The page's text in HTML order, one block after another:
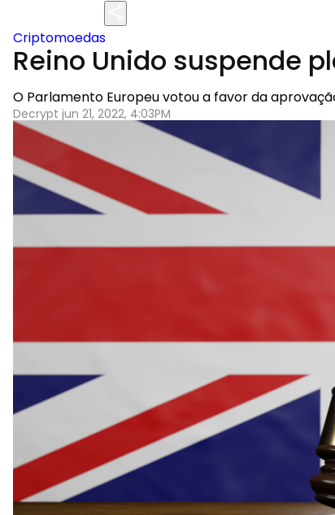
Criptomoedas
Reino Unido suspende
O Parlamento Europeu votou a favor da
Decrypt jun 21, 2022, 4:03PM